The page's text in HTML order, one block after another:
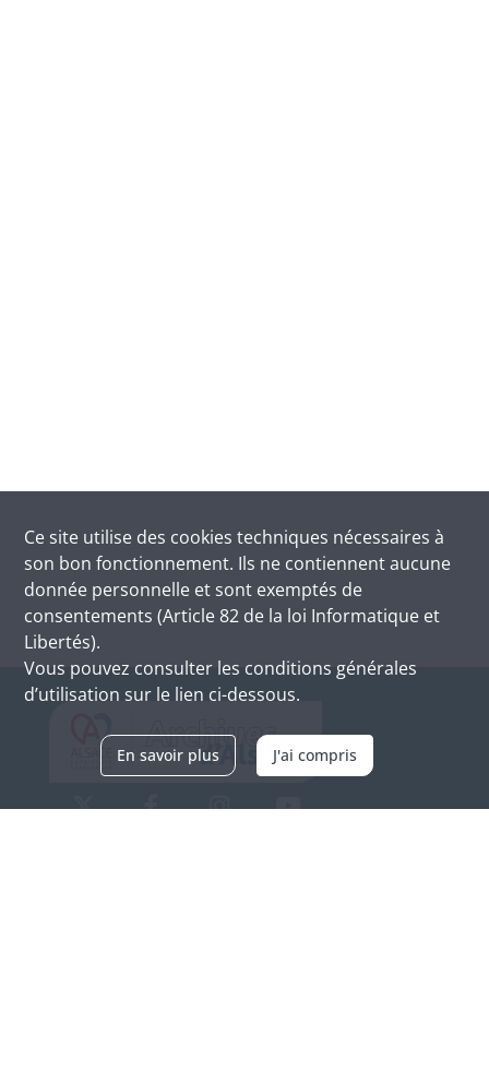
Ce site utilise des cookies techniques nécessaires à
son bon fonctionnement. Ils ne contiennent aucune
donnée personnelle et sont exemptés de
consentements (Article 82 de la loi Informatique et
Libertés).
Vous pouvez consulter les conditions générales
d’utilisation sur le lien ci-dessous.
En savoir plus J'ai compris